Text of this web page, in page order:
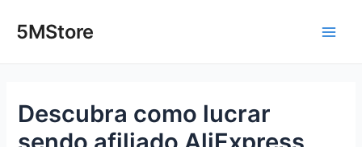
para5MStore
Descubra como lucrar
navigation